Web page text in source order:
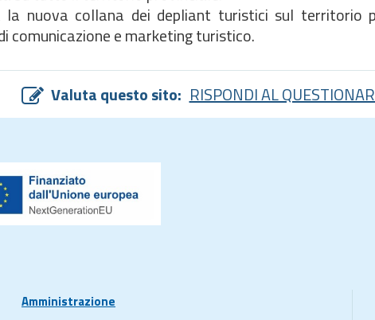
nuova collana dei depliant turistici sul territorio
comunicazione e marketing turistico.
Valuta questo sito: RISPONDI AL
Amministrazione